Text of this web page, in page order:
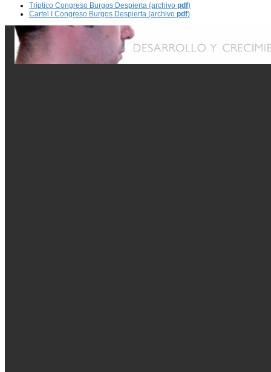
Trìptico Congreso Burgos Despierta (archivo pdf)
Cartel I Congreso Burgos Despierta (archivo pdf)